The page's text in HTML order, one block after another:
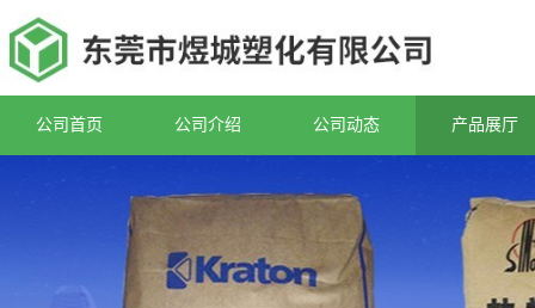
公司首页 公司介绍 公司动态 产品展厅